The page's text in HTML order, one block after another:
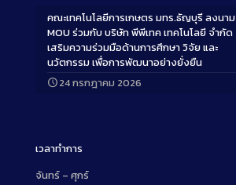
คณะเทคโนโลยีการเกษตร มทร.ธัญบุรี ลงนาม
MOU ร่วมกับ บริษัท พีพีเทค เทคโนโลยี จำกัด
เสริมความร่วมมือด้านการศึกษา วิจัย และ
นวัตกรรม เพื่อการพัฒนาอย่างยั่งยืน
24 กรกฎาคม 2026
เวลาทำการ
จันทร์ – ศุกร์